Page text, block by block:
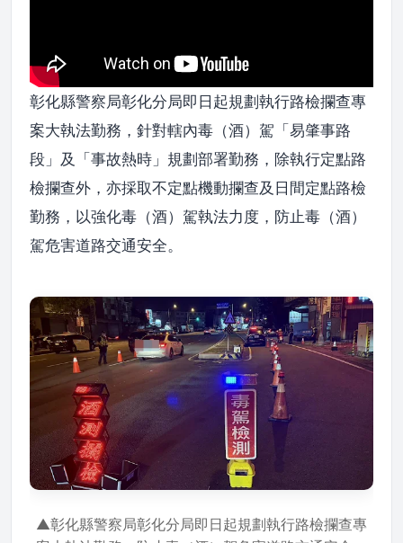
彰化縣警察局彰化分局即日起規劃執行路檢攔查專
案大執法勤務，針對轄內毒（酒）駕「易肇事路
段」及「事故熱時」規劃部署勤務，除執行定點路
檢攔查外，亦採取不定點機動攔查及日間定點路檢
勤務，以強化毒（酒）駕執法力度，防止毒（酒）
駕危害道路交通安全。
▲彰化縣警察局彰化分局即日起規劃執行路檢攔查專